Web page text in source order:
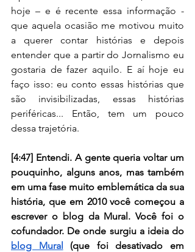
hoje – e é recente essa informação -
que aquela ocasião me motivou muito
a querer contar histórias e depois
entender que a partir do Jornalismo eu
gostaria de fazer aquilo. E aí hoje eu
faço isso: eu conto essas histórias que
são invisibilizadas, essas histórias
periféricas... Então, tem um pouco
dessa trajetória.
[4:47] Entendi. A gente queria voltar um
pouquinho, alguns anos, mas também
em uma fase muito emblemática da sua
história, que em 2010 você começou a
escrever o blog da Mural. Você foi o
blog Mural (que foi desativado em